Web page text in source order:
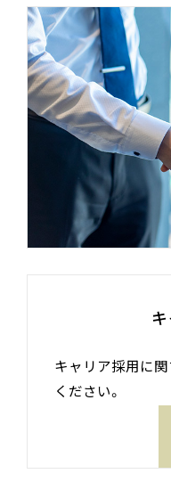
キャリア採用に
ください。